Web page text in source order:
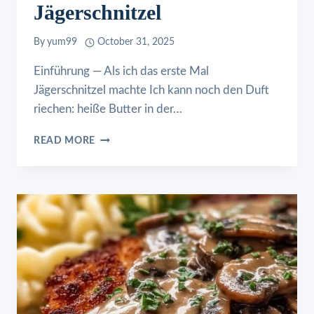
Jägerschnitzel
By yum99 October 31, 2025
Einführung — Als ich das erste Mal
Jägerschnitzel machte Ich kann noch den Duft
riechen: heiße Butter in der…
READ MORE JÄGERSCHNITZEL